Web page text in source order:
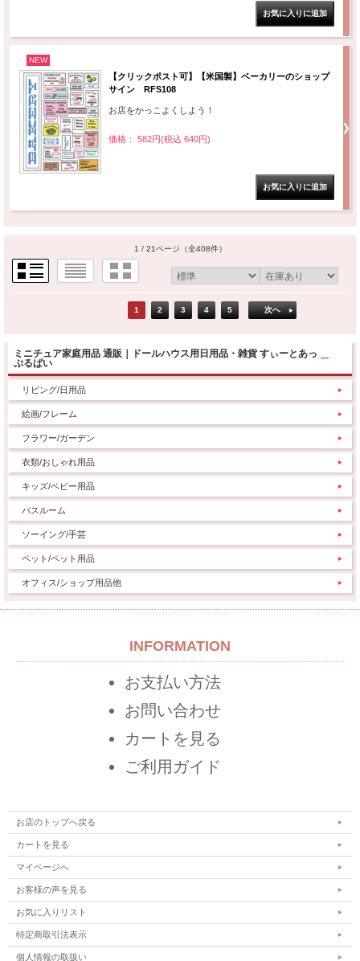
NEW
【クリックポスト可】【米国製】ベーカリーのショップ
サイン RFS108
お店をかっこよくしよう！
価格： 582円(税込 640円)
1 / 21ページ （全408件）
1 2 3 4 5 次へ
ミニチュア家庭用品 通販｜ドールハウス用日用品・雑貨 すぃーとあっ
ぷるぱい
リビング/日用品
絵画/フレーム
フラワー/ガーデン
衣類/おしゃれ用品
キッズ/ベビー用品
バスルーム
ソーイング/手芸
ペット/ペット用品
オフィス/ショップ用品他
INFORMATION
お支払い方法
お問い合わせ
カートを見る
ご利用ガイド
お店のトップへ戻る
カートを見る
マイページへ
お客様の声を見る
お気に入りリスト
特定商取引法表示
個人情報の取扱い